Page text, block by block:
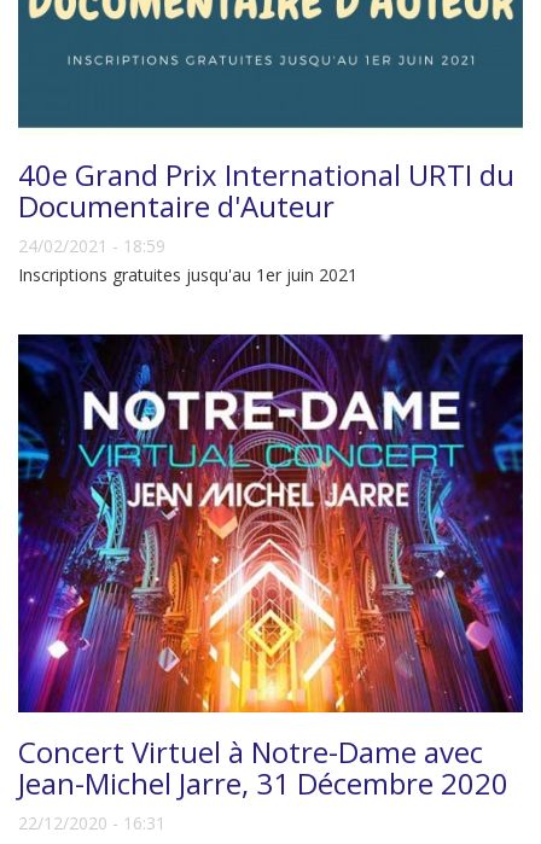
40e Grand Prix International URTI du
Documentaire d'Auteur
24/02/2021 - 18:59
Inscriptions gratuites jusqu'au 1er juin 2021
Concert Virtuel à Notre-Dame avec
Jean-Michel Jarre, 31 Décembre 2020
22/12/2020 - 16:31